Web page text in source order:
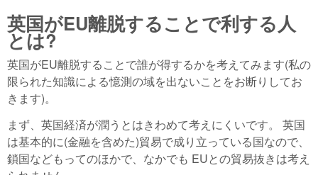
英国がEU離脱することで利する人
とは?
英国がEU離脱することで誰が得するかを考えてみます(私の
限られた知識による憶測の域を出ないことをお断りしてお
きます)。
まず、英国経済が潤うとはきわめて考えにくいです。 英国
は基本的に(金融を含めた)貿易で成り立っている国なので、
鎖国などもってのほかで、なかでも EUとの貿易抜きは考え